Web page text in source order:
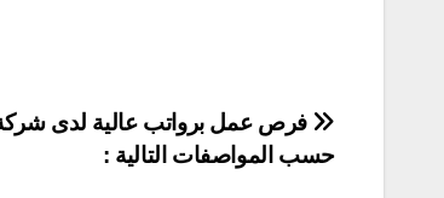
تصفّح
المقالات
حسب المواصفات التالية :